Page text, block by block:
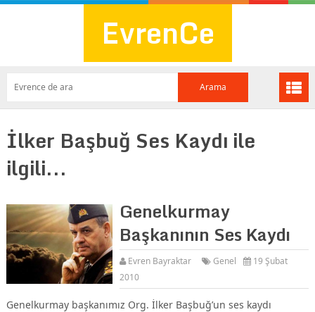
EvrenCe
İlker Başbuğ Ses Kaydı ile
ilgili...
Genelkurmay
Başkanının Ses Kaydı
Evren Bayraktar Genel
19 Şubat
2010
Genelkurmay başkanımız Org. İlker Başbuğ’un ses kaydı